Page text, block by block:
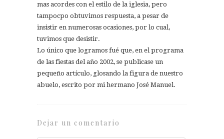
mas acordes con el estilo de la iglesia, pero
tampocpo obtuvimos respuesta, a pesar de
insistir en numerosas ocasiones, por lo cual,
tuvimos que desistir.
Lo único que logramos fué que, en el programa
de las fiestas del año 2002, se publicase un
pequeño artículo, glosando la figura de nuestro
abuelo, escrito por mi hermano José Manuel.
Dejar un comentario